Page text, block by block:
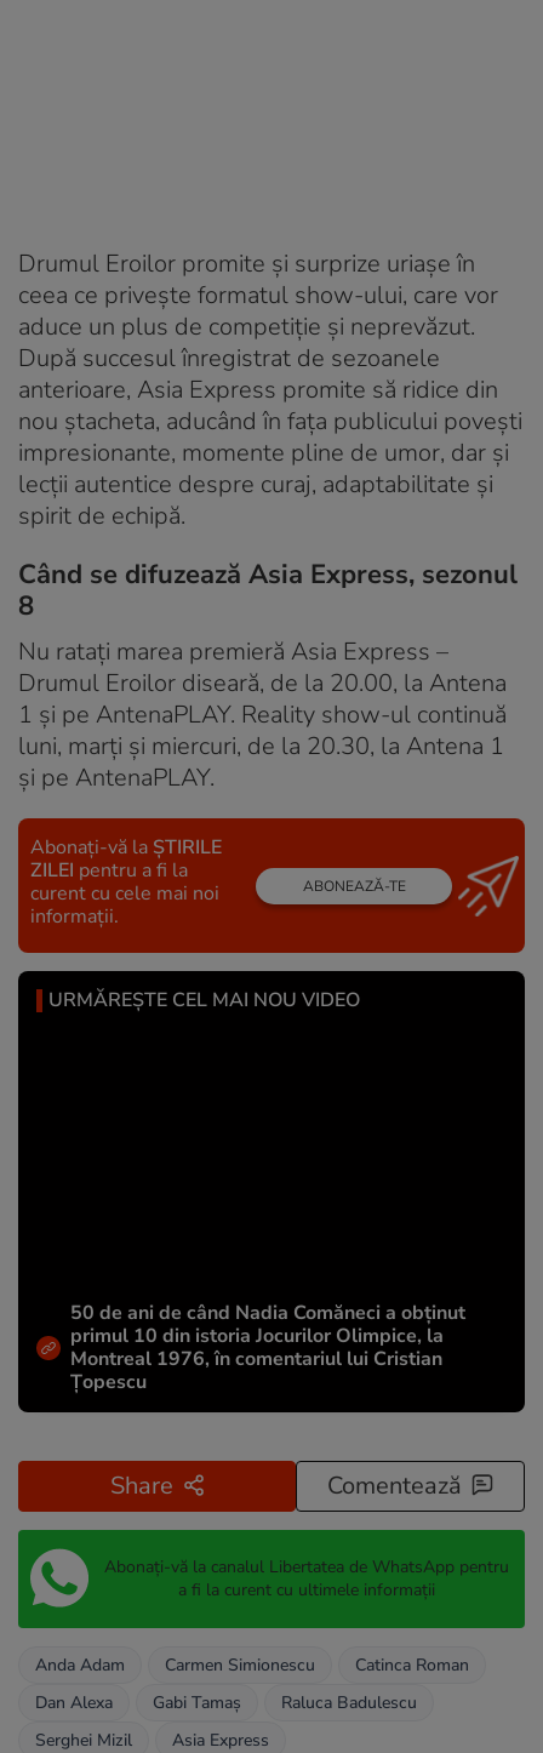
Drumul Eroilor promite și surprize uriașe în
ceea ce privește formatul show-ului, care vor
aduce un plus de competiție și neprevăzut.
După succesul înregistrat de sezoanele
anterioare, Asia Express promite să ridice din
nou ștacheta, aducând în fața publicului povești
impresionante, momente pline de umor, dar și
lecții autentice despre curaj, adaptabilitate și
spirit de echipă.
Când se difuzează Asia Express, sezonul
8
Nu rataţi marea premieră Asia Express –
Drumul Eroilor diseară, de la 20.00, la Antena
1 și pe AntenaPLAY. Reality show-ul continuă
luni, marţi și miercuri, de la 20.30, la Antena 1
și pe AntenaPLAY.
Abonați-vă la ȘTIRILE
ZILEI pentru a fi la
curent cu cele mai noi
informații.
ABONEAZĂ-TE
URMĂREȘTE CEL MAI NOU VIDEO
50 de ani de când Nadia Comăneci a obţinut
primul 10 din istoria Jocurilor Olimpice, la
Montreal 1976, în comentariul lui Cristian
Țopescu
Share Comentează
Abonați-vă la canalul Libertatea de WhatsApp pentru
a fi la curent cu ultimele informații
Anda Adam Carmen Simionescu
Catinca Roman
Dan Alexa
Gabi Tamaș
Raluca Badulescu
Serghei Mizil
Asia Express